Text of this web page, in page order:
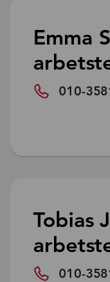
Emma
010-
Tobias
010-